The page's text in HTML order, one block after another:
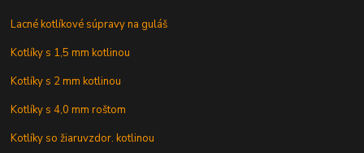
Lacné kotlíkové súpravy na guláš
Kotlíky s 1,5 mm kotlinou
Kotlíky s 2 mm kotlinou
Kotlíky s 4,0 mm roštom
Kotlíky so žiaruvzdor. kotlinou